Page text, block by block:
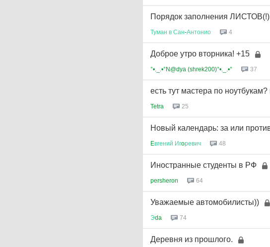
Порядок заполнения
Туман в Сан-Антонио 4
Доброе утро вторника! +15
°•._.•°N@dya (shrek200)°•._.•° 37
есть тут мастера по
Tetra 25
Новый календарь: за или
Eвгений Игoревич 48
Иностранные студенты в РФ
persheron 64
Уважаемые автомобилисты))
Эda 74
Деревня из прошлого.